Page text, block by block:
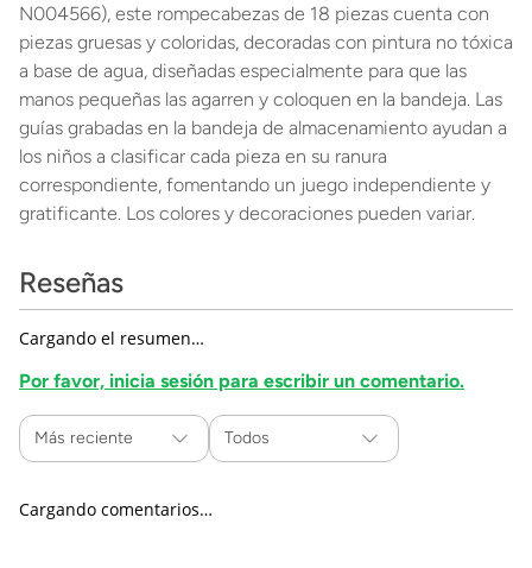
N004566), este rompecabezas de 18 piezas cuenta con
piezas gruesas y coloridas, decoradas con pintura no tóxica
a base de agua, diseñadas especialmente para que las
manos pequeñas las agarren y coloquen en la bandeja. Las
guías grabadas en la bandeja de almacenamiento ayudan a
los niños a clasificar cada pieza en su ranura
correspondiente, fomentando un juego independiente y
gratificante. Los colores y decoraciones pueden variar.
Reseñas
Cargando el resumen…
Por favor, inicia sesión para escribir un comentario.
Más reciente Todos
Cargando comentarios…